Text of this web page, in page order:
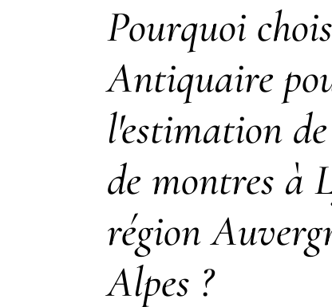
Pourquoi
Antiquaire
l'estimation
de montres à
région
Alpes ?